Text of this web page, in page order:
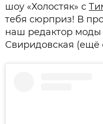
шоу «Холостяк» с
тебя сюрприз! В
наш редактор моды
Свиридовская (ещё